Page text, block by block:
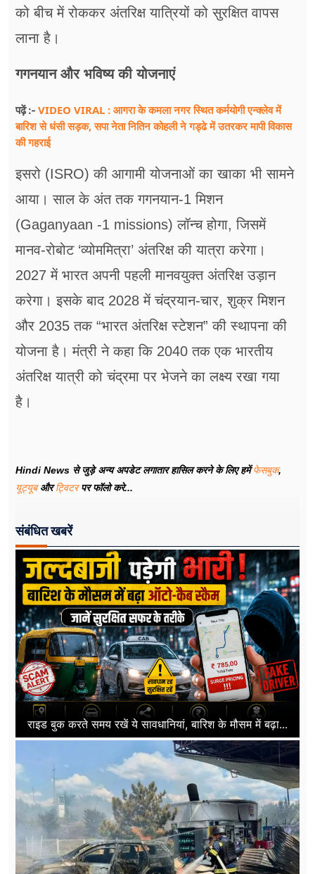
को बीच में रोककर अंतरिक्ष यात्रियों को सुरक्षित वापस
लाना है।
गगनयान और भविष्य की योजनाएं
पढ़ें :- VIDEO VIRAL : आगरा के कमला नगर स्थित कर्मयोगी एन्क्लेव में
बारिश से धंसी सड़क, सपा नेता नितिन कोहली ने गड्ढे में उतरकर मापी विकास
की गहराई
इसरो (ISRO) की आगामी योजनाओं का खाका भी सामने
आया। साल के अंत तक गगनयान-1 मिशन
(Gaganyaan -1 missions) लॉन्च होगा, जिसमें
मानव-रोबोट ‘व्योममित्रा’ अंतरिक्ष की यात्रा करेगा।
2027 में भारत अपनी पहली मानवयुक्त अंतरिक्ष उड़ान
करेगा। इसके बाद 2028 में चंद्रयान-चार, शुक्र मिशन
और 2035 तक “भारत अंतरिक्ष स्टेशन” की स्थापना की
योजना है। मंत्री ने कहा कि 2040 तक एक भारतीय
अंतरिक्ष यात्री को चंद्रमा पर भेजने का लक्ष्य रखा गया
है।
Hindi News से जुड़े अन्य अपडेट लगातार हासिल करने के लिए हमेंफेसबुक,
यूट्यूबऔरट्विटरपर फॉलो करे...
संबंधित खबरें
राइड बुक करते समय रखें ये सावधानियां, बारिश के मौसम में बढ़ा...